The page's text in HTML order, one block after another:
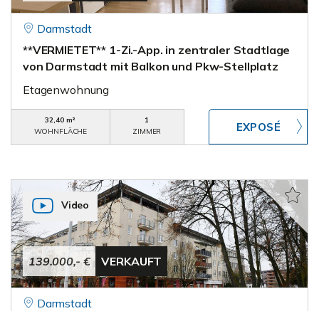
Darmstadt
**VERMIETET** 1-Zi.-App. in zentraler Stadtlage
von Darmstadt mit Balkon und Pkw-Stellplatz
Etagenwohnung
32,40 m²
WOHNFLÄCHE
1
ZIMMER
139.000,- € VERKAUFT
Video
Darmstadt